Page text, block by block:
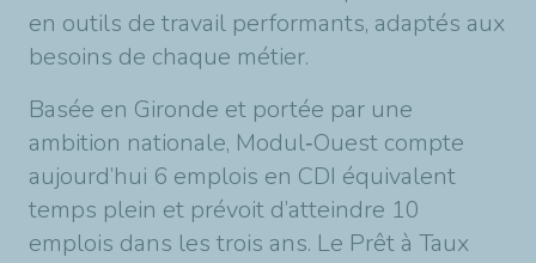
en outils de travail performants, adaptés aux
besoins de chaque métier.
Basée en Gironde et portée par une
ambition nationale, Modul‑Ouest compte
aujourd’hui 6 emplois en CDI équivalent
temps plein et prévoit d’atteindre 10
emplois dans les trois ans. Le Prêt à Taux